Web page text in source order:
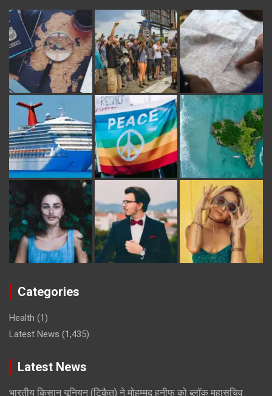
Categories
Health (1)
Latest News (1,435)
Latest News
भारतीय किसान यूनियन (टिकैत) ने मोहम्मद हनीफ को ब्लॉक महासचिव